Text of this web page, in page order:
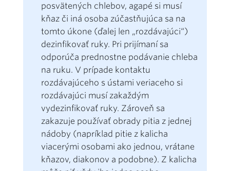
posvätených chlebov, agapé si musí
kňaz či iná osoba zúčastňujúca sa na
tomto úkone (ďalej len „rozdávajúci“)
dezinfikovať ruky. Pri prijímaní sa
odporúča prednostne podávanie chleba
na ruku. V prípade kontaktu
rozdávajúceho s ústami veriaceho si
rozdávajúci musí zakaždým
vydezinfikovať ruky. Zároveň sa
zakazuje používať obrady pitia z jednej
nádoby (napríklad pitie z kalicha
viacerými osobami ako jednou, vrátane
kňazov, diakonov a podobne). Z kalicha